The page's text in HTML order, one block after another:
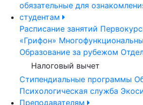
обязательные для
студентам
Расписание занятий
«Грифон»
Образование за рубежом
Налоговый вычет
Стипендиальные программы
Психологическая служба
Преподавателям